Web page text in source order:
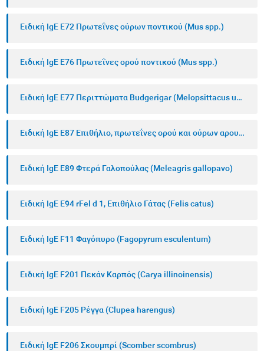
Ειδική IgE E72 Πρωτεΐνες ούρων ποντικού (Mus spp.)
Ειδική IgE E76 Πρωτεΐνες ορού ποντικού (Mus spp.)
Ειδική IgE E77 Περιττώματα Budgerigar (Melopsittacus undulatus)
Ειδική IgE E87 Επιθήλιο, πρωτεΐνες ορού και ούρων αρουραίου (Rattus norvegicus)
Ειδική IgE E89 Φτερά Γαλοπούλας (Meleagris gallopavo)
Ειδική IgE E94 rFel d 1, Επιθήλιο Γάτας (Felis catus)
Ειδική IgE F11 Φαγόπυρο (Fagopyrum esculentum)
Ειδική IgE F201 Πεκάν Καρπός (Carya illinoinensis)
Ειδική IgE F205 Ρέγγα (Clupea harengus)
Ειδική IgE F206 Σκουμπρί (Scomber scombrus)